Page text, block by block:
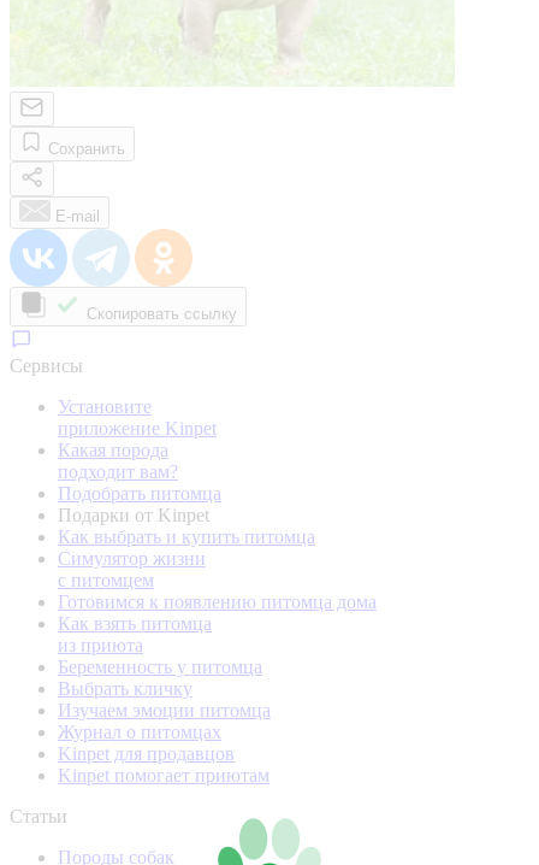
Сохранить
E-mail
Скопировать ссылку
Сервисы
Установите
приложение Kinpet
Какая порода
подходит вам?
Подобрать питомца
Подарки от Kinpet
Как выбрать и купить питомца
Симулятор жизни
с питомцем
Готовимся к появлению питомца дома
Как взять питомца
из приюта
Беременность у питомца
Выбрать кличку
Изучаем эмоции питомца
Журнал о питомцах
Kinpet для продавцов
Kinpet помогает приютам
Статьи
Породы собак